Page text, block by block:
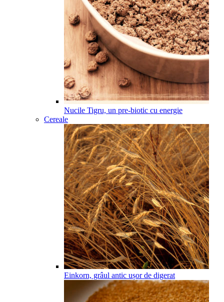
Nucile Tigru, un pre-biotic cu energie
Cereale
Einkorn, grâul antic ușor de digerat